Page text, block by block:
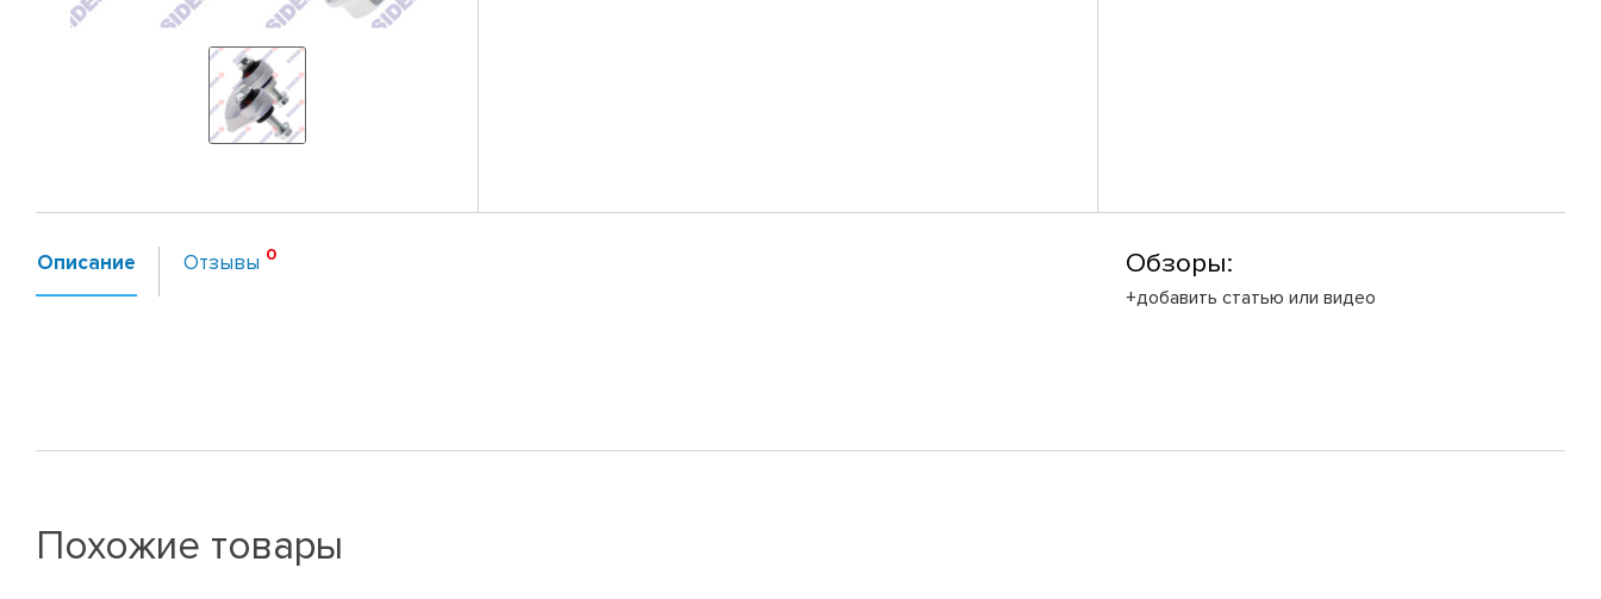
Описание Отзывы Обзоры:
+добавить статью или видео
Похожие товары